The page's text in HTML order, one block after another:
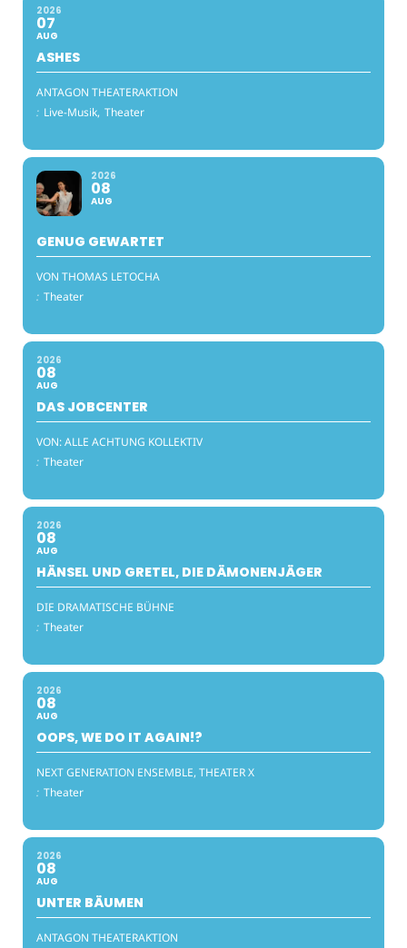
2026
07
AUG
ASHES
ANTAGON THEATERAKTION
: Live-Musik, Theater
2026
08
AUG
GENUG GEWARTET
VON THOMAS LETOCHA
: Theater
2026
08
AUG
DAS JOBCENTER
VON: ALLE ACHTUNG KOLLEKTIV
: Theater
2026
08
AUG
HÄNSEL UND GRETEL, DIE DÄMONENJÄGER
DIE DRAMATISCHE BÜHNE
: Theater
2026
08
AUG
OOPS, WE DO IT AGAIN!?
NEXT GENERATION ENSEMBLE, THEATER X
: Theater
2026
08
AUG
UNTER BÄUMEN
ANTAGON THEATERAKTION